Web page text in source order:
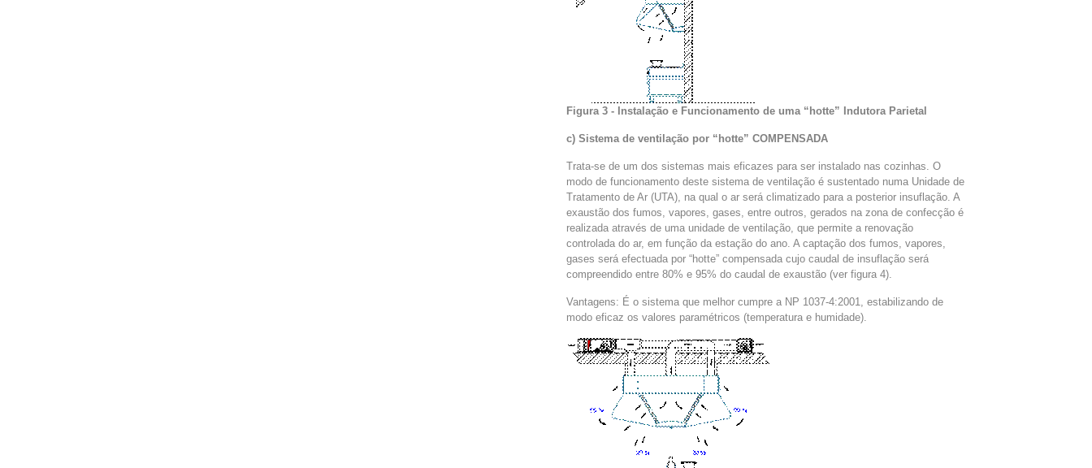
Figura 3 - Instalação e Funcionamento de uma “hotte” Indutora Parietal
c) Sistema de ventilação por “hotte” COMPENSADA
Trata-se de um dos sistemas mais eficazes para ser instalado nas cozinhas. O
modo de funcionamento deste sistema de ventilação é sustentado numa Unidade de
Tratamento de Ar (UTA), na qual o ar será climatizado para a posterior insuflação. A
exaustão dos fumos, vapores, gases, entre outros, gerados na zona de confecção é
realizada através de uma unidade de ventilação, que permite a renovação
controlada do ar, em função da estação do ano. A captação dos fumos, vapores,
gases será efectuada por “hotte” compensada cujo caudal de insuflação será
compreendido entre 80% e 95% do caudal de exaustão (ver figura 4).
Vantagens: É o sistema que melhor cumpre a NP 1037-4:2001, estabilizando de
modo eficaz os valores paramétricos (temperatura e humidade).